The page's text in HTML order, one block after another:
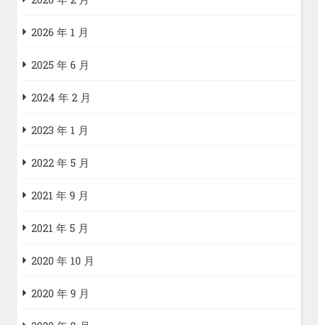
2026 年 1 月
2025 年 6 月
2024 年 2 月
2023 年 1 月
2022 年 5 月
2021 年 9 月
2021 年 5 月
2020 年 10 月
2020 年 9 月